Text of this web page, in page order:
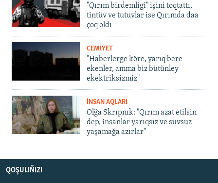
"Qırım birdemligi" işini toqtattı,
tintüv ve tutuvlar ise Qırımda daa
çoq oldı
CEMİYET
"Haberlerge köre, yarıq bere
ekenler, amma biz bütünley
ekektriksizmiz"
İNSAN AQLARI
Olğa Skrıpnık: "Qırım azat etilsin
dep, insanlar yarıqsız ve suvsuz
yaşamağa azırlar"
QOŞULIÑIZ!